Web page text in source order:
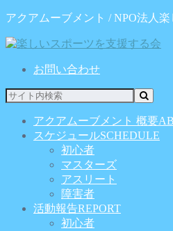
アクアムーブメント / NPO法人
お問い合わせ
アクアムーブメント 概要
スケジュールSCHEDULE
初心者
マスターズ
アスリート
障害者
活動報告REPORT
初心者